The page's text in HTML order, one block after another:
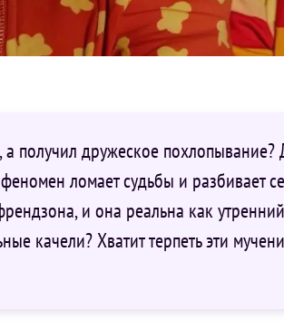
получил дружеское
ломает судьбы и разбивает
и она реальна как
качели? Хватит терпеть эти